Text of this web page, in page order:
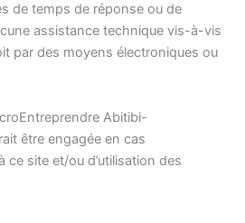
de temps de réponse ou de
assistance technique vis-à-vis
par des moyens électroniques ou
Abitibi-
être engagée en cas
ce site et/ou d’utilisation des